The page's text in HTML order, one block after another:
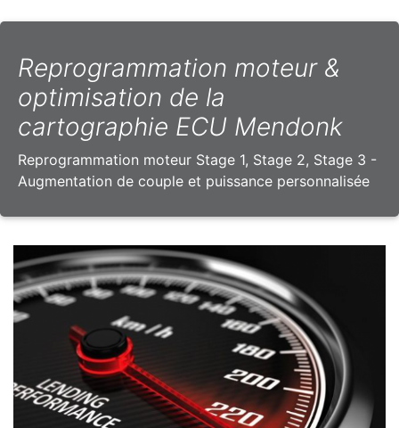
Reprogrammation moteur &
optimisation de la
cartographie ECU Mendonk
Reprogrammation moteur Stage 1, Stage 2, Stage 3 -
Augmentation de couple et puissance personnalisée